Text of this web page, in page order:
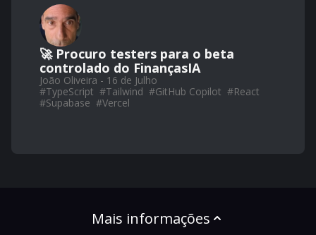
🚀 Procuro testers para o beta
controlado do FinançasIA
João Oliveira - 16 de Julho
#TypeScript #Tailwind #GitHub Copilot #React
#Supabase #Vercel
Mais informações